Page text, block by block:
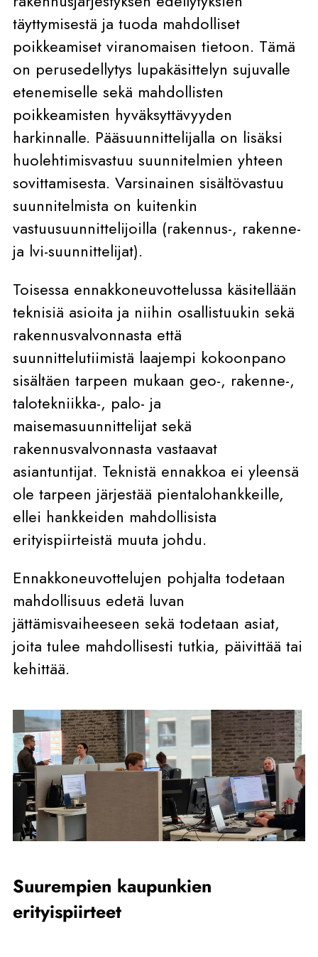
täyttymisestä ja tuoda mahdolliset
poikkeamiset viranomaisen tietoon. Tämä
on perusedellytys lupakäsittelyn sujuvalle
etenemiselle sekä mahdollisten
poikkeamisten hyväksyttävyyden
harkinnalle. Pääsuunnittelijalla on lisäksi
huolehtimisvastuu suunnitelmien yhteen
sovittamisesta. Varsinainen sisältövastuu
suunnitelmista on kuitenkin
vastuusuunnittelijoilla (rakennus-, rakenne-
ja lvi-suunnittelijat).
Toisessa ennakkoneuvottelussa käsitellään
teknisiä asioita ja niihin osallistuukin sekä
rakennusvalvonnasta että
suunnittelutiimistä laajempi kokoonpano
sisältäen tarpeen mukaan geo-, rakenne-,
talotekniikka-, palo- ja
maisemasuunnittelijat sekä
rakennusvalvonnasta vastaavat
asiantuntijat. Teknistä ennakkoa ei yleensä
ole tarpeen järjestää pientalohankkeille,
ellei hankkeiden mahdollisista
erityispiirteistä muuta johdu.
Ennakkoneuvottelujen pohjalta todetaan
mahdollisuus edetä luvan
jättämisvaiheeseen sekä todetaan asiat,
joita tulee mahdollisesti tutkia, päivittää tai
kehittää.
Suurempien kaupunkien
erityispiirteet